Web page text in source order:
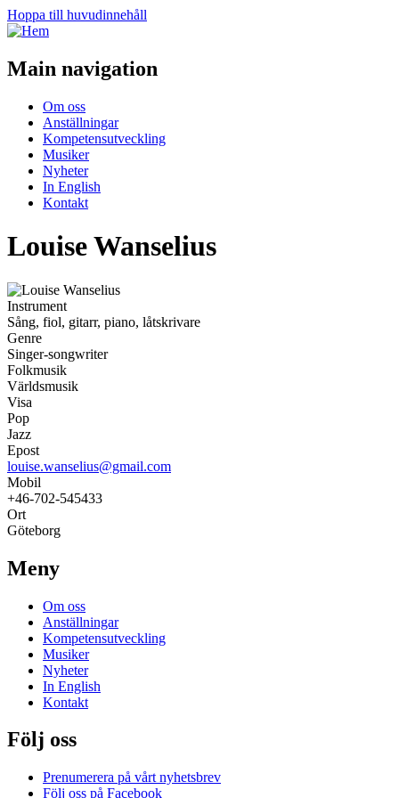
Hoppa till huvudinnehåll
Main navigation
Om oss
Anställningar
Kompetensutveckling
Musiker
Nyheter
In English
Kontakt
Louise Wanselius
Instrument
Sång, fiol, gitarr, piano, låtskrivare
Genre
Singer-songwriter
Folkmusik
Världsmusik
Visa
Pop
Jazz
Epost
louise.wanselius@gmail.com
Mobil
+46-702-545433
Ort
Göteborg
Meny
Om oss
Anställningar
Kompetensutveckling
Musiker
Nyheter
In English
Kontakt
Följ oss
Prenumerera på vårt nyhetsbrev
Följ oss på Facebook